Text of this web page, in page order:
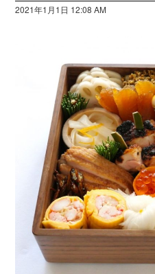
2021年1月1日 12:08 AM